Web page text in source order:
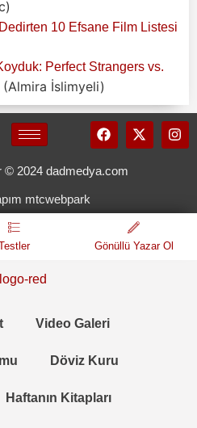
10 Efsane Film Listesi
Perfect Strangers vs.
(Almira İslimyeli)
© 2024 dadmedya.com
mtcwebpark
Gönüllü Yazar Ol
Video Galeri
Döviz Kuru
Haftanın Kitapları